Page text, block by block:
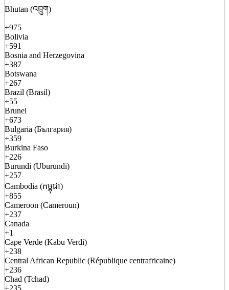
Bhutan (འབྲུག)
+975
Bolivia
+591
Bosnia and Herzegovina
+387
Botswana
+267
Brazil (Brasil)
+55
Brunei
+673
Bulgaria (България)
+359
Burkina Faso
+226
Burundi (Uburundi)
+257
Cambodia (កម្ពុជា)
+855
Cameroon (Cameroun)
+237
Canada
+1
Cape Verde (Kabu Verdi)
+238
Central African Republic (République centrafricaine)
+236
Chad (Tchad)
+235